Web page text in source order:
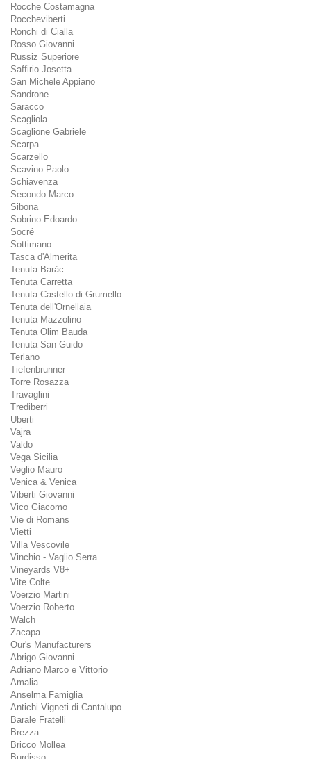
Rocche Costamagna
Roccheviberti
Ronchi di Cialla
Rosso Giovanni
Russiz Superiore
Saffirio Josetta
San Michele Appiano
Sandrone
Saracco
Scagliola
Scaglione Gabriele
Scarpa
Scarzello
Scavino Paolo
Schiavenza
Secondo Marco
Sibona
Sobrino Edoardo
Socré
Sottimano
Tasca d'Almerita
Tenuta Baràc
Tenuta Carretta
Tenuta Castello di Grumello
Tenuta dell'Ornellaia
Tenuta Mazzolino
Tenuta Olim Bauda
Tenuta San Guido
Terlano
Tiefenbrunner
Torre Rosazza
Travaglini
Trediberri
Uberti
Vajra
Valdo
Vega Sicilia
Veglio Mauro
Venica & Venica
Viberti Giovanni
Vico Giacomo
Vie di Romans
Vietti
Villa Vescovile
Vinchio - Vaglio Serra
Vineyards V8+
Vite Colte
Voerzio Martini
Voerzio Roberto
Walch
Zacapa
Our's Manufacturers
Abrigo Giovanni
Adriano Marco e Vittorio
Amalia
Anselma Famiglia
Antichi Vigneti di Cantalupo
Barale Fratelli
Brezza
Bricco Mollea